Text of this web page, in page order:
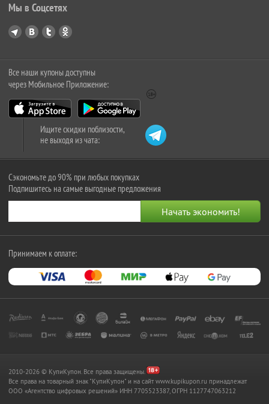
Мы в Соцсетях
Все наши купоны доступны
через Мобильное Приложение:
Ищите скидки поблизости,
не выходя из чата:
Сэкономьте до 90% при любых покупках
Подпишитесь на самые выгодные предложения
Принимаем к оплате:
2010-2026 © КупиКупон. Все права защищены.
Все права на товарный знак "КупиКупон" и на сайт www.kupikupon.ru принадлежат
OOO «Агентство цифровых решений» ИНН 7705523387, ОГРН 1127747063212